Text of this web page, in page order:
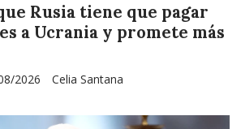
Rusia tiene que pagar
a Ucrania y promete más
Celia Santana
2026